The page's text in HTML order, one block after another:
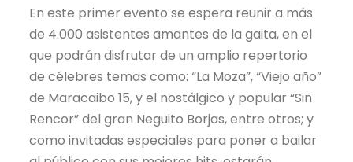
En este primer evento se espera reunir a más
de 4.000 asistentes amantes de la gaita, en el
que podrán disfrutar de un amplio repertorio
de célebres temas como: “La Moza”, “Viejo año”
de Maracaibo 15, y el nostálgico y popular “Sin
Rencor” del gran Neguito Borjas, entre otros; y
como invitadas especiales para poner a bailar